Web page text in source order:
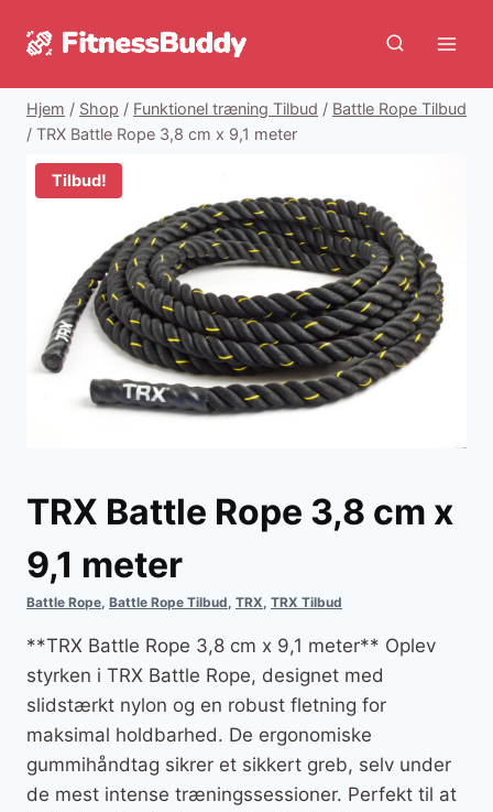
Hjem / Shop / Funktionel træning Tilbud / Battle Rope Tilbud
/ TRX Battle Rope 3,8 cm x 9,1 meter
Tilbud!
TRX Battle Rope 3,8 cm x
9,1 meter
Battle Rope, Battle Rope Tilbud, TRX, TRX Tilbud
**TRX Battle Rope 3,8 cm x 9,1 meter** Oplev
styrken i TRX Battle Rope, designet med
slidstærkt nylon og en robust fletning for
maksimal holdbarhed. De ergonomiske
gummihåndtag sikrer et sikkert greb, selv under
de mest intense træningssessioner. Perfekt til at